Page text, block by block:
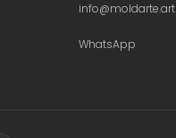
info@moldarte.art
WhatsApp